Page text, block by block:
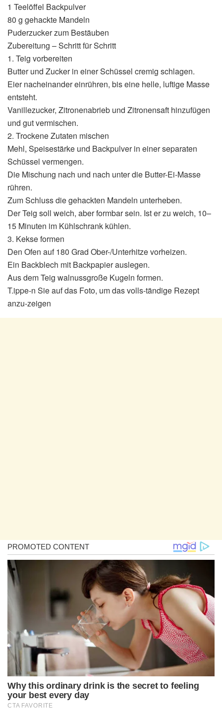
1 Teelöffel Backpulver
80 g gehackte Mandeln
Puderzucker zum Bestäuben
Zubereitung – Schritt für Schritt
1. Teig vorbereiten
Butter und Zucker in einer Schüssel cremig schlagen.
Eier nacheinander einrühren, bis eine helle, luftige Masse
entsteht.
Vanillezucker, Zitronenabrieb und Zitronensaft hinzufügen
und gut vermischen.
2. Trockene Zutaten mischen
Mehl, Speisestärke und Backpulver in einer separaten
Schüssel vermengen.
Die Mischung nach und nach unter die Butter-Ei-Masse
rühren.
Zum Schluss die gehackten Mandeln unterheben.
Der Teig soll weich, aber formbar sein. Ist er zu weich, 10–
15 Minuten im Kühlschrank kühlen.
3. Kekse formen
Den Ofen auf 180 Grad Ober-/Unterhitze vorheizen.
Ein Backblech mit Backpapier auslegen.
Aus dem Teig walnussgroße Kugeln formen.
T.ippe-n Sie auf das Foto, um das volls-tändige Rezept
anzu-zeigen